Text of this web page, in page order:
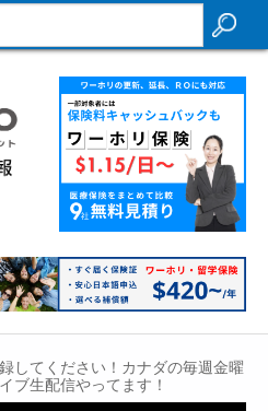
してください！カナダの毎週金曜
ブ生配信やってます！